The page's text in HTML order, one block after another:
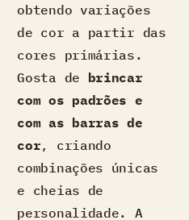
obtendo variações
de cor a partir das
cores primárias.
Gosta de brincar
com os padrões e
com as barras de
cor, criando
combinações únicas
e cheias de
personalidade. A